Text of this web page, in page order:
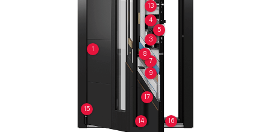
1
3
4
5
7
8
9
13
14
15
16
17